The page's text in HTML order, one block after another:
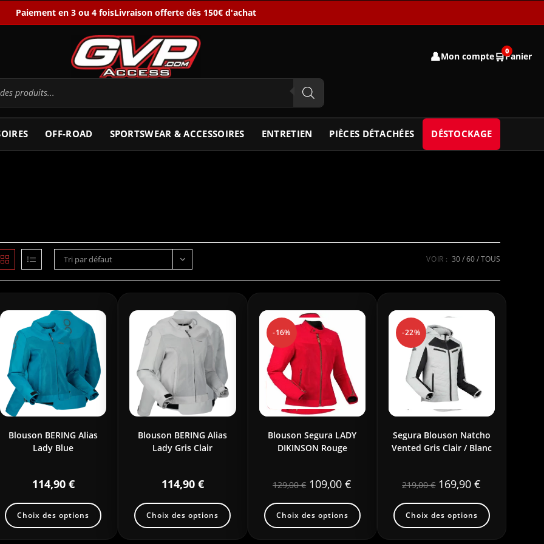
Paiement en 3 ou 4 foisLivraison offerte dès 150€ d'achat
👤Mon compte🛒0
Panier
OFF-ROAD SPORTSWEAR & ACCESSOIRES ENTRETIEN PIÈCES DÉTACHÉES DÉSTOCKAGE
Tri par défaut VOIR : 30 60 TOUS
Blouson BERING Alias
Lady Blue
114,90 €
Choix des options
Blouson BERING Alias
Lady Gris Clair
114,90 €
Choix des options
-16%
Blouson Segura LADY
DIKINSON Rouge
129,00€ 109,00€
Choix des options
-22%
Segura Blouson Natcho
Vented Gris Clair / Blanc
219,00€ 169,90€
Choix des options